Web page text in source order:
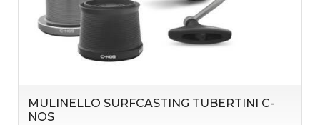
MULINELLO SURFCASTING TUBERTINI C-
NOS